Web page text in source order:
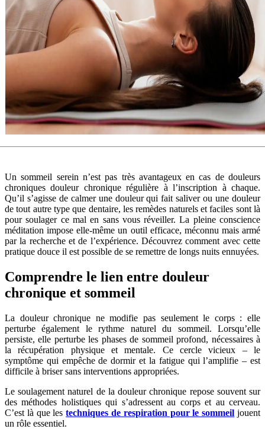
Un sommeil serein n’est pas très avantageux en cas de douleurs
chroniques douleur chronique régulière à l’inscription à chaque.
Qu’il s’agisse de calmer une douleur qui fait saliver ou une douleur
de tout autre type que dentaire, les remèdes naturels et faciles sont là
pour soulager ce mal en sans vous réveiller. La pleine conscience
méditation impose elle-même un outil efficace, méconnu mais armé
par la recherche et de l’expérience. Découvrez comment avec cette
pratique douce il est possible de se remettre de longs nuits ennuyées.
Comprendre le lien entre douleur
chronique et sommeil
La douleur chronique ne modifie pas seulement le corps : elle
perturbe également le rythme naturel du sommeil. Lorsqu’elle
persiste, elle perturbe les phases de sommeil profond, nécessaires à
la récupération physique et mentale. Ce cercle vicieux – le
symptôme qui empêche de dormir et la fatigue qui l’amplifie – est
difficile à briser sans interventions appropriées.
Le soulagement naturel de la douleur chronique repose souvent sur
des méthodes holistiques qui s’adressent au corps et au cerveau.
C’est là que les techniques de respiration pour le sommeil jouent
un rôle essentiel.